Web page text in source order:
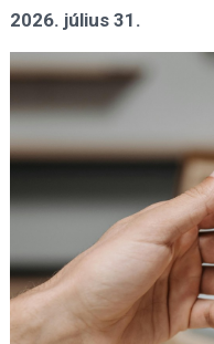
2026. július 31.